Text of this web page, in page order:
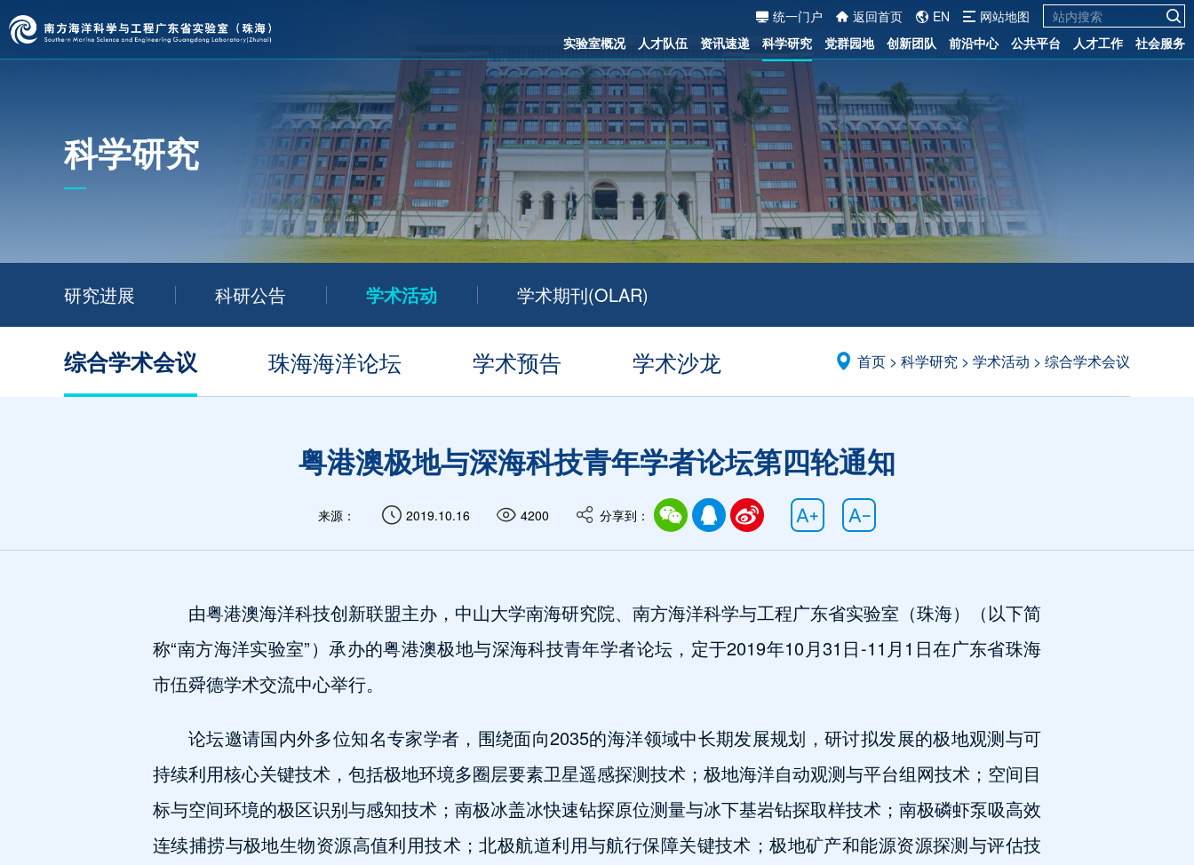
统一门户 返回首页 EN
网站地图
实验室概况
人才队伍 资讯速递 科学研究 党群园地 创新团队 前沿中心 公共平台 人才工作 社会服务
科学研究
研究进展 科研公告 学术活动 学术期刊(OLAR)
综合学术会议 珠海海洋论坛 学术预告 学术沙龙 首页 > 科学研究 > 学术活动 > 综合学术会议
粤港澳极地与深海科技青年学者论坛第四轮通知
来源： 2019.10.16 4200 分享到：
由粤港澳海洋科技创新联盟主办，中山大学南海研究院、南方海洋科学与工程广东省实验室（珠海）（以下简
称“南方海洋实验室”）承办的粤港澳极地与深海科技青年学者论坛，定于2019年10月31日-11月1日在广东省珠海
市伍舜德学术交流中心举行。
论坛邀请国内外多位知名专家学者，围绕面向2035的海洋领域中长期发展规划，研讨拟发展的极地观测与可
持续利用核心关键技术，包括极地环境多圈层要素卫星遥感探测技术；极地海洋自动观测与平台组网技术；空间目
标与空间环境的极区识别与感知技术；南极冰盖冰快速钻探原位测量与冰下基岩钻探取样技术；南极磷虾泵吸高效
连续捕捞与极地生物资源高值利用技术；北极航道利用与航行保障关键技术；极地矿产和能源资源探测与评估技